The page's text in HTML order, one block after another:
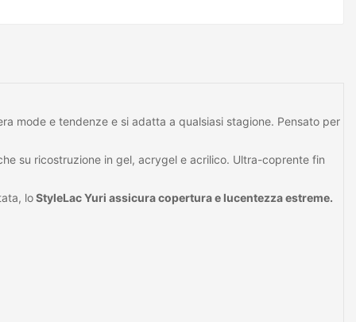
mode e tendenze e si adatta a qualsiasi stagione. Pensato per
su ricostruzione in gel, acrygel e acrilico. Ultra-coprente fin
loStyleLac Yuri assicura copertura e lucentezza estreme.